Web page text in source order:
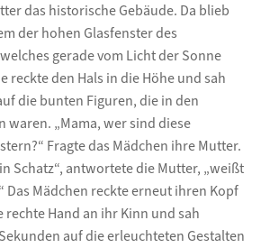
das historische Gebäude. Da blieb
der hohen Glasfenster des
gerade vom Licht der Sonne
reckte den Hals in die Höhe und sah
die bunten Figuren, die in den
waren. „Mama, wer sind diese
Fragte das Mädchen ihre Mutter.
Schatz“, antwortete die Mutter, „weißt
Das Mädchen reckte erneut ihren Kopf
rechte Hand an ihr Kinn und sah
auf die erleuchteten Gestalten